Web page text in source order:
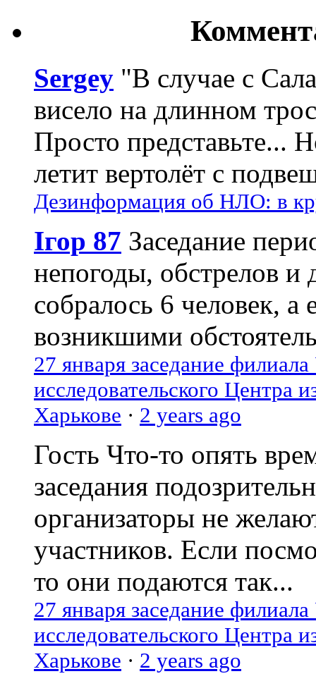
Sergey "В случае с
висело на длинном
Просто представьте...
летит вертолёт с
Дезинформация об НЛО: в
Ігор 87 Заседание
непогоды, обстрелов и
собралось 6 человек, а
возникшими
27 января заседание
исследовательского Центра
Харькове · 2 years ago
Гость Что-то опять
заседания
организаторы не
участников. Если
то они подаются так...
27 января заседание
исследовательского Центра
Харькове · 2 years ago